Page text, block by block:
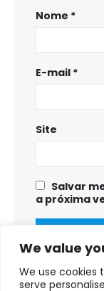
We value
We use cookies
serve
Nome *
E-mail *
Site
Salvar
a próxima